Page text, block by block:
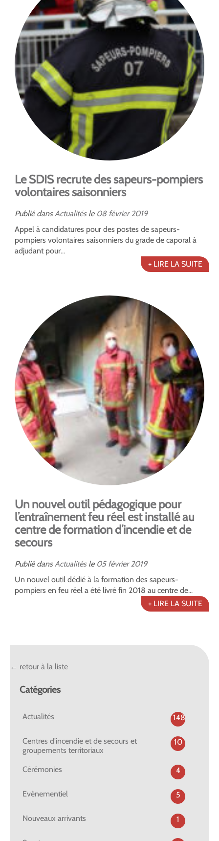
Le SDIS recrute des sapeurs-pompiers
volontaires saisonniers
Publié dans Actualitésle 08 février 2019
Appel à candidatures pour des postes de sapeurs-
pompiers volontaires saisonniers du grade de caporal à
adjudant pour...
+ LIRE LA SUITE
Un nouvel outil pédagogique pour
l’entraînement feu réel est installé au
centre de formation d’incendie et de
secours
Publié dans Actualitésle 05 février 2019
Un nouvel outil dédié à la formation des sapeurs-
pompiers en feu réel a été livré fin 2018 au centre de...
+ LIRE LA SUITE
← retour à la liste
Catégories
Actualités 148
Centres d'incendie et de secours et
groupements territoriaux
10
Cérémonies 4
Evènementiel 5
Nouveaux arrivants 1